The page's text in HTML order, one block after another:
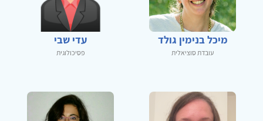
מיכל בנימין גולד
עובדת סוציאלית
עדי שבי
פסיכולוגית